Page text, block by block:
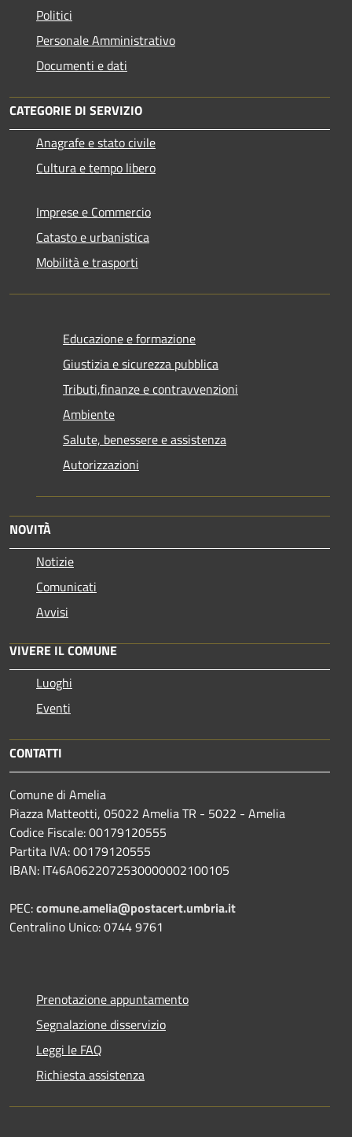
Politici
Personale Amministrativo
Documenti e dati
CATEGORIE DI SERVIZIO
Anagrafe e stato civile
Cultura e tempo libero
Imprese e Commercio
Catasto e urbanistica
Mobilità e trasporti
Educazione e formazione
Giustizia e sicurezza pubblica
Tributi,finanze e contravvenzioni
Ambiente
Salute, benessere e assistenza
Autorizzazioni
NOVITÀ
Notizie
Comunicati
Avvisi
VIVERE IL COMUNE
Luoghi
Eventi
CONTATTI
Comune di Amelia
Piazza Matteotti, 05022 Amelia TR - 5022 - Amelia
Codice Fiscale: 00179120555
Partita IVA: 00179120555
IBAN: IT46A0622072530000002100105
PEC:comune.amelia@postacert.umbria.it
Centralino Unico: 0744 9761
Prenotazione appuntamento
Segnalazione disservizio
Leggi le FAQ
Richiesta assistenza